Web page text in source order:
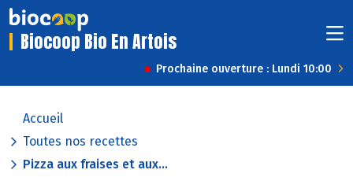
Biocoop Bio En Artois
Prochaine ouverture : Lundi 10:00
Accueil
Toutes nos recettes
Pizza aux fraises et aux...